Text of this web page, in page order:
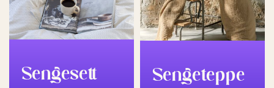
Sengesett Sengeteppe